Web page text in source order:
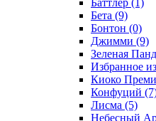
Бета (9)
Бонтон (0)
Джимми (9)
Зеленая
Избранное
Киоко
Конфуций
Лисма (5)
Небесный